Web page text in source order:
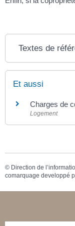
Textes de
Et aussi
Charges de
Logement
© Direction de
comarquage developpé